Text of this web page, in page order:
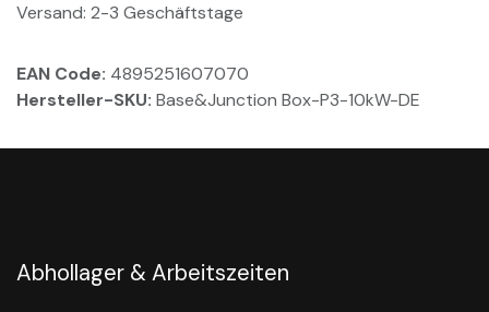
Versand: 2-3 Geschäftstage
EAN Code: 4895251607070
Hersteller-SKU: Base&Junction Box-P3-10kW-DE
Abhollager & Arbeitszeiten